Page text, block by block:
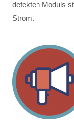
defekten Moduls
Strom.